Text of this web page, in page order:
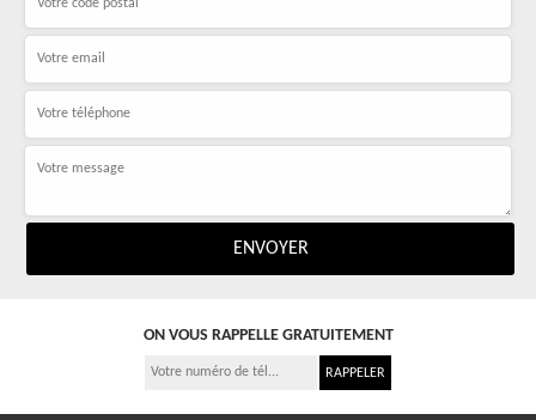
ON VOUS RAPPELLE GRATUITEMENT